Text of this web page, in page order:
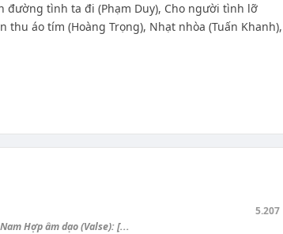
đường tình ta đi (Phạm Duy), Cho người tình lỡ
thu áo tím (Hoàng Trọng), Nhạt nhòa (Tuấn Khanh),
Hợp âm dạo (Valse): [...
5.207